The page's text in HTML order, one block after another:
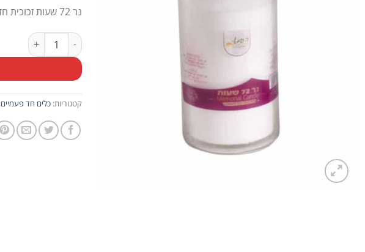
נר 72 שעות זכוכית חדש
כמות של נר 72 שעות זכוכית חדש
קטגוריות: כלים חד פעמיים,